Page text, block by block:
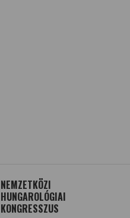
A 2014. ÉVI XXII. TÉLI
OLIMPIA SZÁMOKBAN
VÉGH TÍMEA